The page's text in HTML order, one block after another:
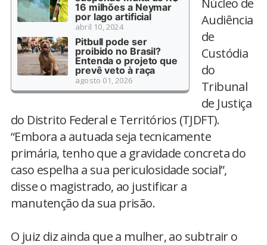
16 milhões a Neymar
por lago artificial
abril 10, 2024
Pitbull pode ser
proibido no Brasil?
Entenda o projeto que
prevê veto à raça
agosto 01, 2026
Núcleo de
Audiência
de
Custódia
do
Tribunal
de Justiça
do Distrito Federal e Territórios (TJDFT).
“Embora a autuada seja tecnicamente
primária, tenho que a gravidade concreta do
caso espelha a sua periculosidade social”,
disse o magistrado, ao justificar a
manutenção da sua prisão.
O juiz diz ainda que a mulher, ao subtrair o